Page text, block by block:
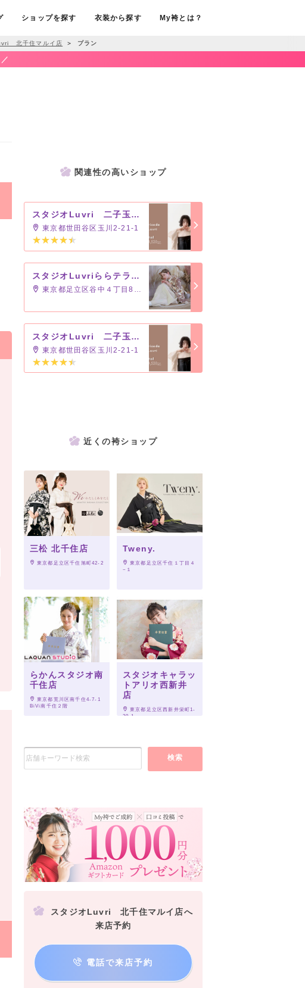
ショップを探す 衣装から探す My袴とは？
北千住マルイ店 ＞ プラン
関連性の高いショップ
スタジオLuvri 二子玉川ライズ店
東京都世田谷区玉川2-21-1
スタジオLuvriららテラス北綾瀬店
東京都足立区谷中４丁目8番地1
スタジオLuvri 二子玉川ライズ店
東京都世田谷区玉川2-21-1
近くの袴ショップ
三松 北千住店
東京都足立区千住旭町42-2
Tweny.
東京都足立区千住１丁目４
−１
らかんスタジオ南
千住店
東京都荒川区南千住4-7-1
BiVi南千住２階
スタジオキャラッ
トアリオ西新井
店
東京都足立区西新井栄町1-
20-1
検索
スタジオLuvri 北千住マルイ店へ
来店予約
電話で来店予約